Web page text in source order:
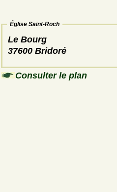
Église Saint-Roch
Le Bourg
37600 Bridoré
Consulter le plan